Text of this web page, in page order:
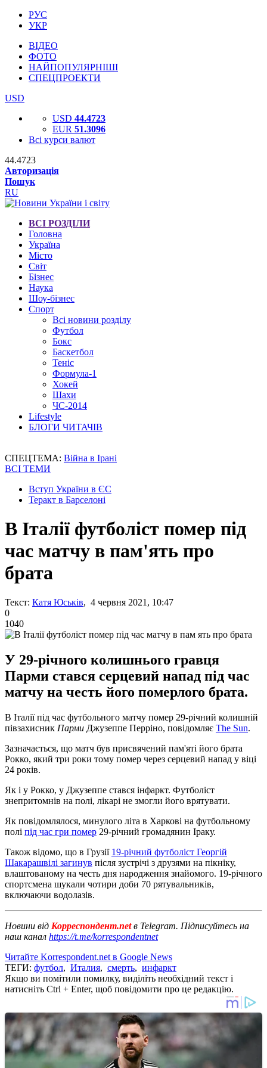
РУС
УКР
ВІДЕО
ФОТО
НАЙПОПУЛЯРНІШІ
СПЕЦПРОЕКТИ
USD
USD 44.4723
EUR 51.3096
Всі курси валют
44.4723
Авторизація
Пошук
RU
ВСІ РОЗДІЛИ
Головна
Україна
Місто
Світ
Бізнес
Наука
Шоу-бізнес
Спорт
Всі новини розділу
Футбол
Бокс
Баскетбол
Теніс
Формула-1
Хокей
Шахи
ЧС-2014
Lifestyle
БЛОГИ ЧИТАЧІВ
СПЕЦТЕМА: Війна в Ірані
ВСІ ТЕМИ
Вступ України в ЄС
Теракт в Барселоні
В Італії футболіст помер під
час матчу в пам'ять про
брата
Текст: Катя Юськів, 4 червня 2021, 10:47
0
1040
У 29-річного колишнього гравця
Парми стався серцевий напад під час
матчу на честь його померлого брата.
В Італії під час футбольного матчу помер 29-річний колишній
півзахисник Парми Джузеппе Перріно, повідомляє The Sun.
Зазначається, що матч був присвячений пам'яті його брата
Рокко, який три роки тому помер через серцевий напад у віці
24 років.
Як і у Рокко, у Джузеппе стався інфаркт. Футболіст
знепритомнів на полі, лікарі не змогли його врятувати.
Як повідомлялося, минулого літа в Харкові на футбольному
полі під час гри помер 29-річний громадянин Іраку.
Також відомо, що в Грузії 19-річний футболіст Георгій
Шакарашвілі загинув після зустрічі з друзями на пікніку,
влаштованому на честь дня народження знайомого. 19-річного
спортсмена шукали чотири доби 70 рятувальників,
включаючи водолазів.
Новини від Корреспондент.netв Telegram. Підписуйтесь на
наш канал https://t.me/korrespondentnet
Читайте Korrespondent.net в Google News
ТЕГИ: футбол, Италия, смерть, инфаркт
Якщо ви помітили помилку, виділіть необхідний текст і
натисніть Ctrl + Enter, щоб повідомити про це редакцію.